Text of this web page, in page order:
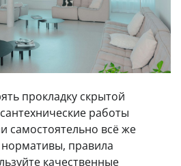
прокладку скрытой
работы
самостоятельно всё же
правила
качественные